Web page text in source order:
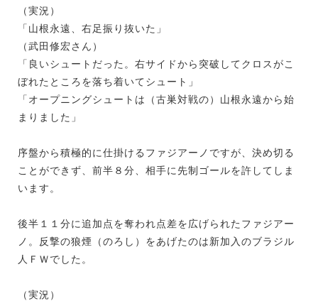
（実況）
「山根永遠、右足振り抜いた」
（武田修宏さん）
「良いシュートだった。右サイドから突破してクロスがこ
ぼれたところを落ち着いてシュート」
「オープニングシュートは（古巣対戦の）山根永遠から始
まりました」
序盤から積極的に仕掛けるファジアーノですが、決め切る
ことができず、前半８分、相手に先制ゴールを許してしま
います。
後半１１分に追加点を奪われ点差を広げられたファジアー
ノ。反撃の狼煙（のろし）をあげたのは新加入のブラジル
人ＦＷでした。
（実況）